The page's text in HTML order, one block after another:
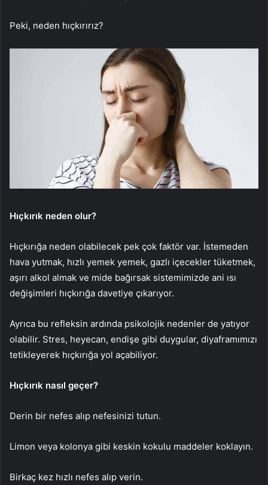
Peki, neden hıçkırırız?
Hıçkırık neden olur?
Hıçkırığa neden olabilecek pek çok faktör var. İstemeden
hava yutmak, hızlı yemek yemek, gazlı içecekler tüketmek,
aşırı alkol almak ve mide bağırsak sistemimizde ani ısı
değişimleri hıçkırığa davetiye çıkarıyor.
Ayrıca bu refleksin ardında psikolojik nedenler de yatıyor
olabilir. Stres, heyecan, endişe gibi duygular, diyaframımızı
tetikleyerek hıçkırığa yol açabiliyor.
Hıçkırık nasıl geçer?
Derin bir nefes alıp nefesinizi tutun.
Limon veya kolonya gibi keskin kokulu maddeler koklayın.
Birkaç kez hızlı nefes alıp verin.